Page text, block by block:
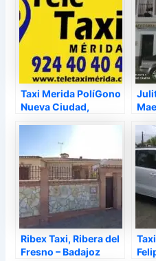
Taxi Merida PolíGono
Nueva Ciudad,
Ribex Taxi, Ribera del
Fresno – Badajoz